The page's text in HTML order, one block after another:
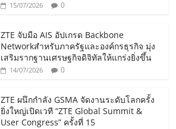
15/07/2026 0
ZTE จับมือ AIS อัปเกรด Backbone
Networkสำหรับภาครัฐและองค์กรธุรกิจ มุ่ง
เสริมรากฐานเศรษฐกิจดิจิทัลให้แกร่งยิ่งขึ้น
14/07/2026 0
ZTE ผนึกกำลัง GSMA จัดงานระดับโลกครั้ง
ยิ่งใหญ่เปิดเวที “ZTE Global Summit &
User Congress” ครั้งที่ 15